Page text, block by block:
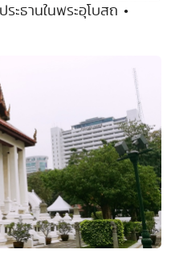
ะธานในพระอุโบสถ •